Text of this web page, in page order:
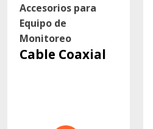
Accesorios para
Equipo de
Monitoreo
Cable Coaxial